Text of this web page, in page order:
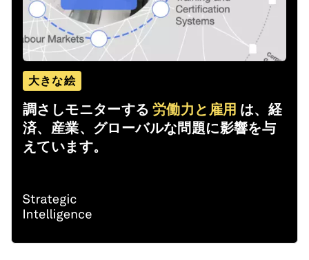
大きな絵
調さしモニターする 労働力と雇用 は、経
済、産業、グローバルな問題に影響を与
えています。